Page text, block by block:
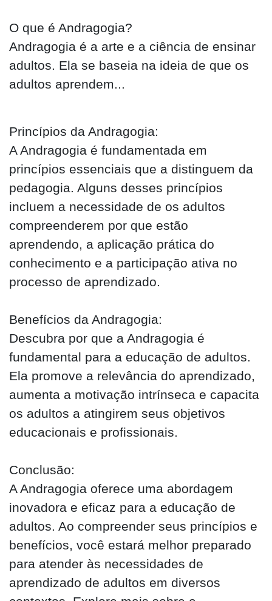
O que é Andragogia?
Andragogia é a arte e a ciência de ensinar
adultos. Ela se baseia na ideia de que os
adultos aprendem...
Princípios da Andragogia:
A Andragogia é fundamentada em
princípios essenciais que a distinguem da
pedagogia. Alguns desses princípios
incluem a necessidade de os adultos
compreenderem por que estão
aprendendo, a aplicação prática do
conhecimento e a participação ativa no
processo de aprendizado.
Benefícios da Andragogia:
Descubra por que a Andragogia é
fundamental para a educação de adultos.
Ela promove a relevância do aprendizado,
aumenta a motivação intrínseca e capacita
os adultos a atingirem seus objetivos
educacionais e profissionais.
Conclusão:
A Andragogia oferece uma abordagem
inovadora e eficaz para a educação de
adultos. Ao compreender seus princípios e
benefícios, você estará melhor preparado
para atender às necessidades de
aprendizado de adultos em diversos